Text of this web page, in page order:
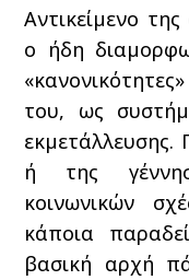
Αντικείμενο
ο ήδη
του, ως
ή της
κοινωνικών
κάποια
βασική αρχή